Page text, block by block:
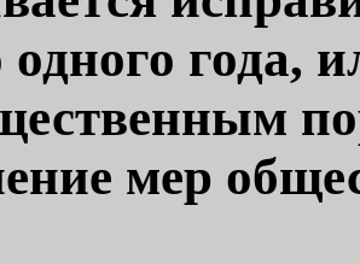
одного года,
мер